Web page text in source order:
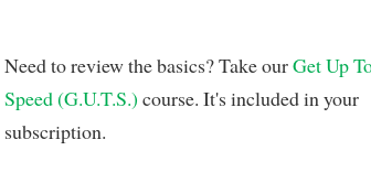
Need to review the basics? Take ourGet Up
Speed (G.U.T.S.) course. It's included in your
subscription.